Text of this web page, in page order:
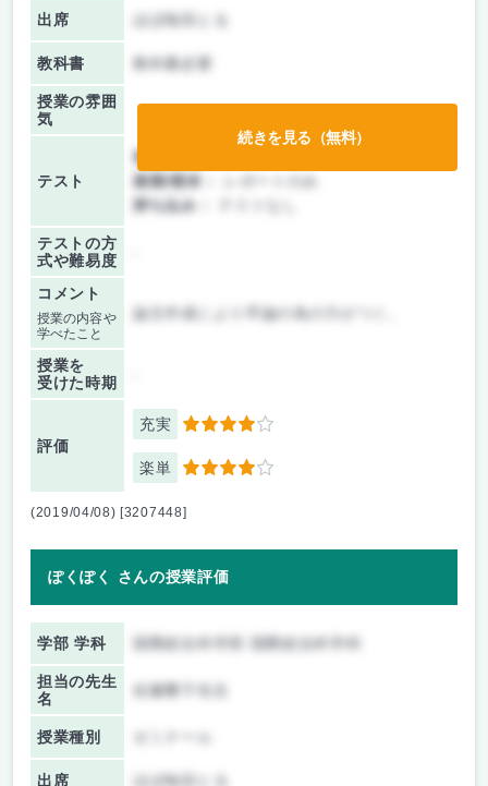
出席 ほぼ毎回とる
教科書 教科書必要
授業の雰囲
気
テスト
前期/中間：
後期/期末：
持ち込み：
テストの方
式や難易度
コメント
授業の内容や
学べたこと
論文作成により卒論の為の力がつく。
授業を
受けた時期
評価
充実 4
楽単 4
続きを見る（無料）
(2019/04/08) [3207448]
ぽくぽく さんの授業評価
学部 学科 国際総合科学部 国際総合科学科
担当の先生
名
佐藤響子先生
授業種別
出席 ほぼ毎回とる